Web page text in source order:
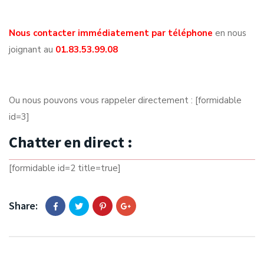
Nous contacter immédiatement par téléphone en nous
joignant au 01.83.53.99.08
Ou nous pouvons vous rappeler directement : [formidable
id=3]
Chatter en direct :
[formidable id=2 title=true]
Share: